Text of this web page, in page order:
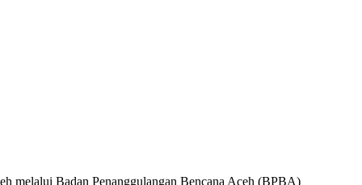
melalui Badan Penanggulangan Bencana Aceh (BPBA)